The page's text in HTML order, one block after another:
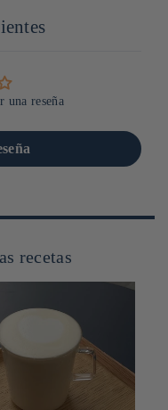
una reseña
recetas